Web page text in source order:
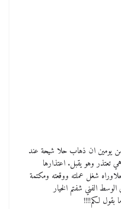
يومين ان ذهاب حلا شيحة عند
تعتذر وهو يقبل. اعتذارها
شغل عملته ووقعته ومكتمة
الوسط الفني شفتم الخيار
بقول لكم!!!!